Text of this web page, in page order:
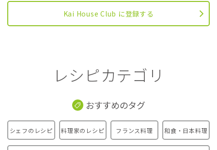
Kai House Club に登録する
レシピカテゴリ
おすすめのタグ
シェフのレシピ 料理家のレシピ フランス料理 和食・日本料理